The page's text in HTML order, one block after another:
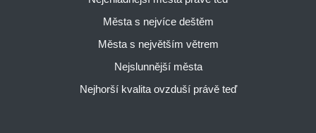
Města s nejvíce deštěm
Města s největším větrem
Nejslunnější města
Nejhorší kvalita ovzduší právě teď